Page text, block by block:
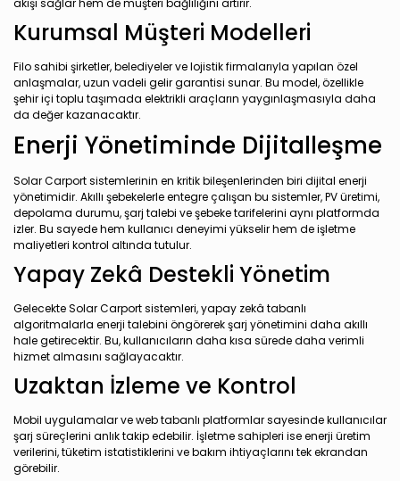
Kurumsal Müşteri Modelleri
Filo sahibi şirketler, belediyeler ve lojistik firmalarıyla yapılan özel
anlaşmalar, uzun vadeli gelir garantisi sunar. Bu model, özellikle
şehir içi toplu taşımada elektrikli araçların yaygınlaşmasıyla daha
da değer kazanacaktır.
Enerji Yönetiminde Dijitalleşme
Solar Carport sistemlerinin en kritik bileşenlerinden biri dijital enerji
yönetimidir. Akıllı şebekelerle entegre çalışan bu sistemler, PV üretimi,
depolama durumu, şarj talebi ve şebeke tarifelerini aynı platformda
izler. Bu sayede hem kullanıcı deneyimi yükselir hem de işletme
maliyetleri kontrol altında tutulur.
Yapay Zekâ Destekli Yönetim
Gelecekte Solar Carport sistemleri, yapay zekâ tabanlı
algoritmalarla enerji talebini öngörerek şarj yönetimini daha akıllı
hale getirecektir. Bu, kullanıcıların daha kısa sürede daha verimli
hizmet almasını sağlayacaktır.
Uzaktan İzleme ve Kontrol
Mobil uygulamalar ve web tabanlı platformlar sayesinde kullanıcılar
şarj süreçlerini anlık takip edebilir. İşletme sahipleri ise enerji üretim
verilerini, tüketim istatistiklerini ve bakım ihtiyaçlarını tek ekrandan
görebilir.